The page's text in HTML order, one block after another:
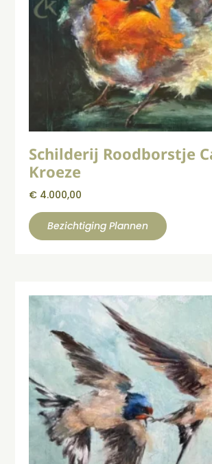
Schilderij Roodborstje
Kroeze
€ 4.000,00
Bezichtiging Plannen